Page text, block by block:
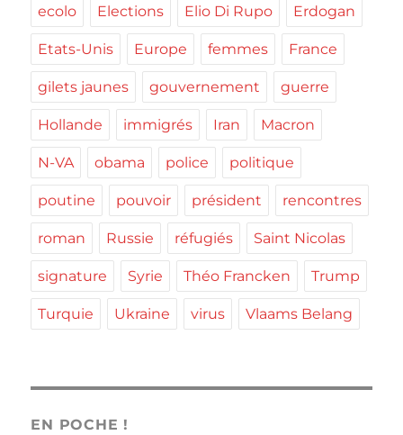
ecolo Elections Elio Di Rupo Erdogan
Etats-Unis Europe femmes France
gilets jaunes gouvernement guerre
Hollande immigrés Iran Macron
N-VA obama police politique
poutine pouvoir président rencontres
roman Russie réfugiés Saint Nicolas
signature Syrie Théo Francken Trump
Turquie Ukraine virus Vlaams Belang
EN POCHE !